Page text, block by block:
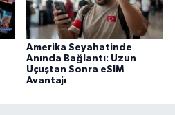
Amerika Seyahatinde
Anında Bağlantı: Uzun
Uçuştan Sonra eSIM
Avantajı